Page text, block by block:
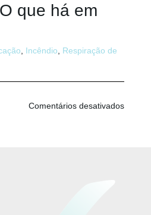
mais
que há em
Incêndio
Respiração de
Comentários desativadosem